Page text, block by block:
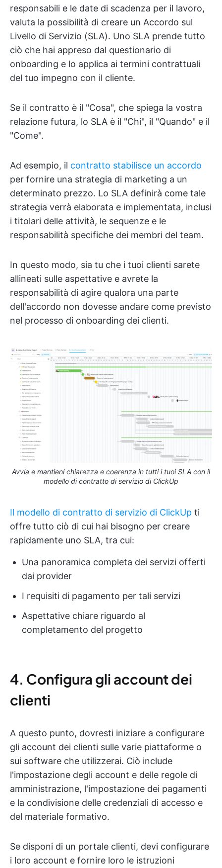
responsabili e le date di scadenza per il lavoro,
valuta la possibilità di creare un Accordo sul
Livello di Servizio (SLA). Uno SLA prende tutto
ciò che hai appreso dal questionario di
onboarding e lo applica ai termini contrattuali
del tuo impegno con il cliente.
Se il contratto è il "Cosa", che spiega la vostra
relazione futura, lo SLA è il "Chi", il "Quando" e il
"Come".
Ad esempio, il contratto stabilisce un accordo
per fornire una strategia di marketing a un
determinato prezzo. Lo SLA definirà come tale
strategia verrà elaborata e implementata, inclusi
i titolari delle attività, le sequenze e le
responsabilità specifiche dei membri del team.
In questo modo, sia tu che i tuoi clienti sarete
allineati sulle aspettative e avrete la
responsabilità di agire qualora una parte
dell'accordo non dovesse andare come previsto
nel processo di onboarding dei clienti.
Avvia e mantieni chiarezza e coerenza in tutti i tuoi SLA con il
modello di contratto di servizio di ClickUp
Il modello di contratto di servizio di ClickUp ti
offre tutto ciò di cui hai bisogno per creare
rapidamente uno SLA, tra cui:
Una panoramica completa dei servizi offerti
dai provider
I requisiti di pagamento per tali servizi
Aspettative chiare riguardo al
completamento del progetto
4. Configura gli account dei
clienti
A questo punto, dovresti iniziare a configurare
gli account dei clienti sulle varie piattaforme o
sui software che utilizzerai. Ciò include
l'impostazione degli account e delle regole di
amministrazione, l'impostazione dei pagamenti
e la condivisione delle credenziali di accesso e
del materiale formativo.
Se disponi di un portale clienti, devi configurare
i loro account e fornire loro le istruzioni